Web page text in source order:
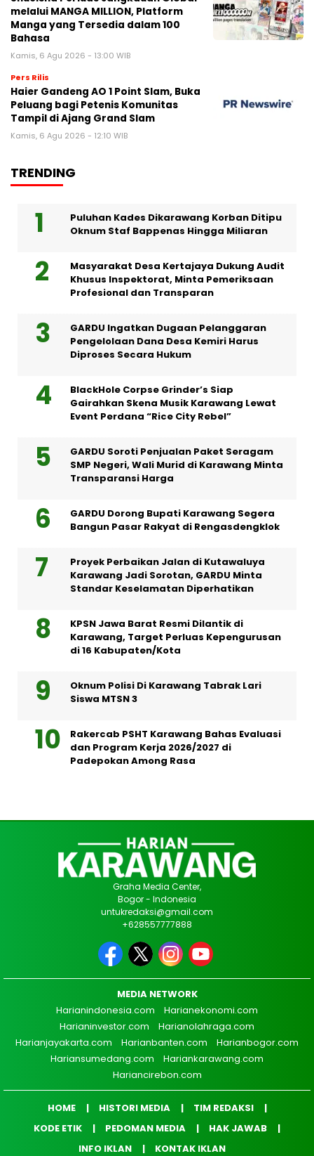
melalui MANGA MILLION, Platform
Manga yang Tersedia dalam 100
Bahasa
Kamis, 6 Agu 2026 - 13:00 WIB
Pers Rilis
Haier Gandeng AO 1 Point Slam, Buka
Peluang bagi Petenis Komunitas
Tampil di Ajang Grand Slam
Kamis, 6 Agu 2026 - 12:10 WIB
TRENDING
Puluhan Kades Dikarawang Korban Ditipu
Oknum Staf Bappenas Hingga Miliaran
Masyarakat Desa Kertajaya Dukung Audit
Khusus Inspektorat, Minta Pemeriksaan
Profesional dan Transparan
GARDU Ingatkan Dugaan Pelanggaran
Pengelolaan Dana Desa Kemiri Harus
Diproses Secara Hukum
BlackHole Corpse Grinder’s Siap
Gairahkan Skena Musik Karawang Lewat
Event Perdana “Rice City Rebel”
GARDU Soroti Penjualan Paket Seragam
SMP Negeri, Wali Murid di Karawang Minta
Transparansi Harga
GARDU Dorong Bupati Karawang Segera
Bangun Pasar Rakyat di Rengasdengklok
Proyek Perbaikan Jalan di Kutawaluya
Karawang Jadi Sorotan, GARDU Minta
Standar Keselamatan Diperhatikan
KPSN Jawa Barat Resmi Dilantik di
Karawang, Target Perluas Kepengurusan
di 16 Kabupaten/Kota
Oknum Polisi Di Karawang Tabrak Lari
Siswa MTSN 3
Rakercab PSHT Karawang Bahas Evaluasi
dan Program Kerja 2026/2027 di
Padepokan Among Rasa
Graha Media Center,
Bogor - Indonesia
untukredaksi@gmail.com
+628557777888
MEDIA NETWORK
Harianindonesia.com
Harianekonomi.com
Harianinvestor.com
Harianolahraga.com
Harianjayakarta.com
Harianbanten.com
Harianbogor.com
Hariansumedang.com
Hariankarawang.com
Hariancirebon.com
HOME HISTORI MEDIA
TIM REDAKSI
KODE ETIK
PEDOMAN MEDIA
HAK JAWAB
INFO IKLAN
KONTAK IKLAN